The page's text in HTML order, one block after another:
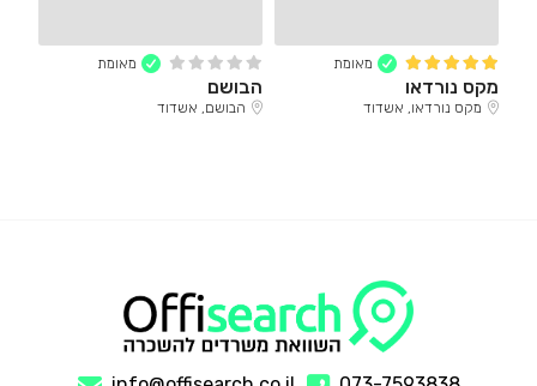
מאומת
מקס נורדאו
מקס נורדאו, אשדוד
מאומת
הבושם
הבושם, אשדוד